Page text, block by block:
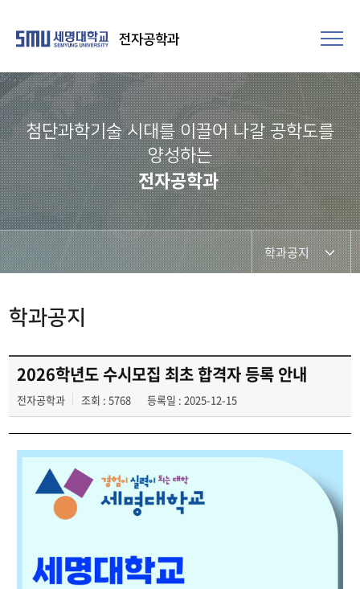
전자공학과
첨단과학기술 시대를 이끌어 나갈 공학도를
양성하는
전자공학과
학과공지
자유게시판
학과공지
2026학년도 수시모집 최초 합격자 등록 안내
전자공학과 조회 : 5768 등록일 : 2025-12-15